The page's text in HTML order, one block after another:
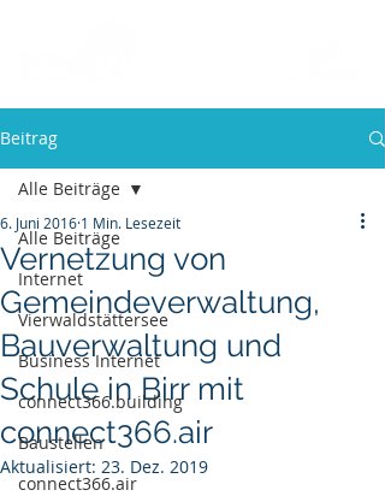
Beitrag
Alle Beiträge
Internet
Vierwaldstättersee
Business Internet
connect366.building
Baustellen
connect366.air
Alle Beiträge
Vernetzung von
Gemeindeverwaltung,
Bauverwaltung und
Schule in Birr mit
connect366.air
6. Juni 2016 1 Min. Lesezeit
Aktualisiert: 23. Dez. 2019